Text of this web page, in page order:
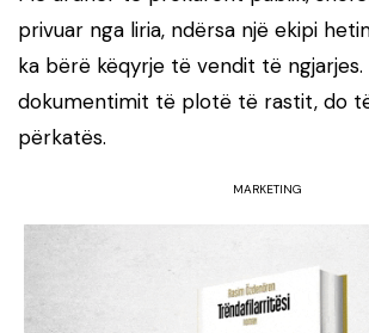
privuar nga liria, ndërsa një ekipi
ka bërë këqyrje të vendit të ngjarjes.
dokumentimit të plotë të rastit, do
përkatës.
MARKETING